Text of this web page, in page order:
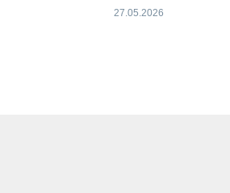
27.05.2026